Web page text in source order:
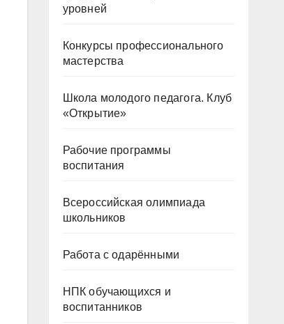
уровней
Конкурсы профессионального
мастерства
Школа молодого педагога. Клуб
«Открытие»
Рабочие программы
воспитания
Всероссийская олимпиада
школьников
Работа с одарёнными
НПК обучающихся и
воспитанников